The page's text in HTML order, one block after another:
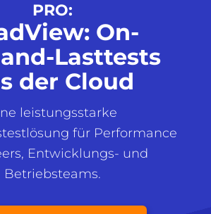
PRO:
On-
Lasttests
der Cloud
leistungsstarke
für Performance
Entwicklungs- und
Betriebsteams.